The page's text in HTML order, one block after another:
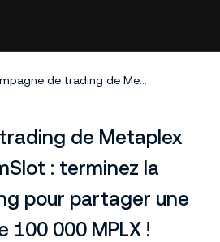
Campagne de trading de Metaplex (MPLX) sur GemSlot : terminez la tâche de trading pour partager une récompense de 100 000 MPLX !
de Metaplex
: terminez la
pour partager une
100 000 MPLX !